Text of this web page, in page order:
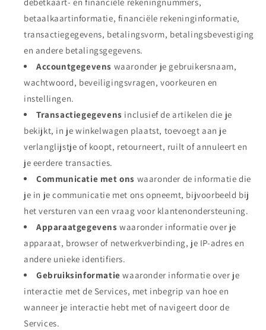
debetkaart- en financiële rekeningnummers,
betaalkaartinformatie, financiële rekeninginformatie,
transactiegegevens, betalingsvorm, betalingsbevestiging
en andere betalingsgegevens.
Accountgegevens waaronder je gebruikersnaam,
wachtwoord, beveiligingsvragen, voorkeuren en
instellingen.
Transactiegegevens inclusief de artikelen die je
bekijkt, in je winkelwagen plaatst, toevoegt aan je
verlanglijstje of koopt, retourneert, ruilt of annuleert en
je eerdere transacties.
Communicatie met ons waaronder de informatie die
je in je communicatie met ons opneemt, bijvoorbeeld bij
het versturen van een vraag voor klantenondersteuning.
Apparaatgegevens waaronder informatie over je
apparaat, browser of netwerkverbinding, je IP-adres en
andere unieke identifiers.
Gebruiksinformatie waaronder informatie over je
interactie met de Services, met inbegrip van hoe en
wanneer je interactie hebt met of navigeert door de
Services.